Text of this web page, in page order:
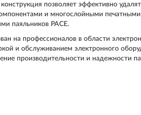
позволяет эффективно
и многослойными
паяльников PACE.
на профессионалов в области
и обслуживанием электронного
производительности и надежности